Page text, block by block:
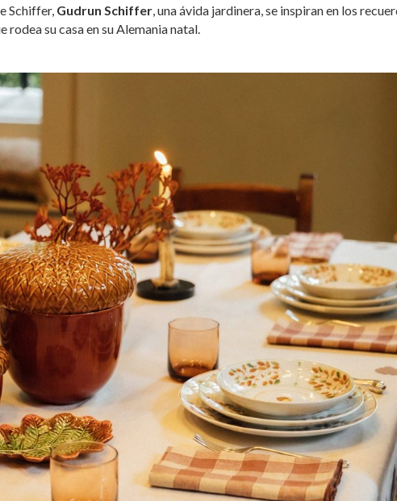
Schiffer, Gudrun Schiffer , una ávida jardinera, se inspiran en los
su casa en su Alemania natal.